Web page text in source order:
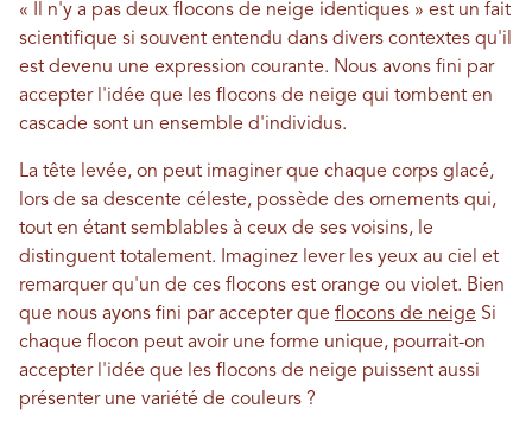
« Il n'y a pas deux flocons de neige identiques » est un fait
scientifique si souvent entendu dans divers contextes qu'il
est devenu une expression courante. Nous avons fini par
accepter l'idée que les flocons de neige qui tombent en
cascade sont un ensemble d'individus.
La tête levée, on peut imaginer que chaque corps glacé,
lors de sa descente céleste, possède des ornements qui,
tout en étant semblables à ceux de ses voisins, le
distinguent totalement. Imaginez lever les yeux au ciel et
remarquer qu'un de ces flocons est orange ou violet. Bien
que nous ayons fini par accepter que flocons de neige Si
chaque flocon peut avoir une forme unique, pourrait-on
accepter l'idée que les flocons de neige puissent aussi
présenter une variété de couleurs ?